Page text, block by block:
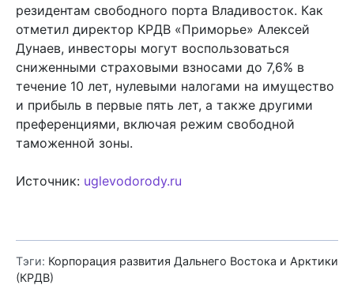
резидентам свободного порта Владивосток. Как
отметил директор КРДВ «Приморье» Алексей
Дунаев, инвесторы могут воспользоваться
сниженными страховыми взносами до 7,6% в
течение 10 лет, нулевыми налогами на имущество
и прибыль в первые пять лет, а также другими
преференциями, включая режим свободной
таможенной зоны.
Источник: uglevodorody.ru
Тэги: Корпорация развития Дальнего Востока и Арктики
(КРДВ)